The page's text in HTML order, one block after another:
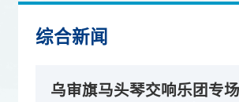
综合新闻
乌审旗马头琴交响乐团专